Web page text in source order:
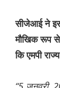
सीजेआई ने
मौखिक रूप से
कि एमपी